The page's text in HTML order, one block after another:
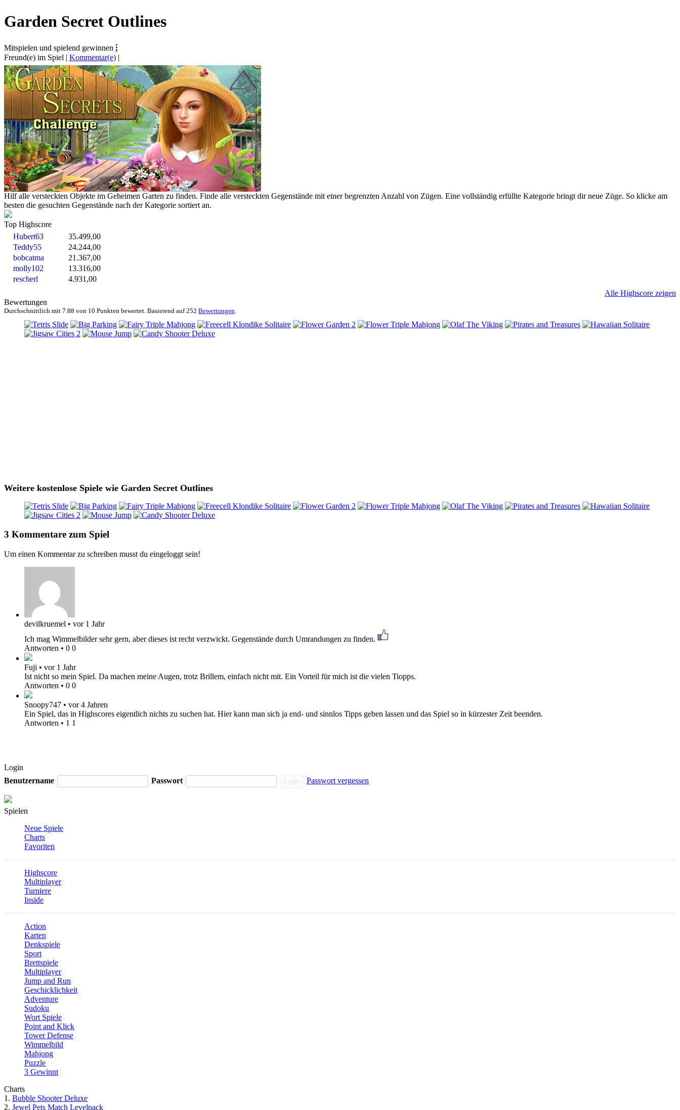
Garden Secret Outlines
Mitspielen und spielend gewinnen ⁝
Freund(e) im Spiel | Kommentar(e) |
Hilf alle versteckten Objekte im Geheimen Garten zu finden. Finde alle versteckten Gegenstände mit einer begrenzten Anzahl von Zügen. Eine vollständig erfüllte Kategorie bringt dir neue Züge. So klicke am
besten die gesuchten Gegenstände nach der Kategorie sortiert an.
Top Highscore
Hubert63
35.499,00
Teddy55
24.244,00
bobcatma
21.367,00
molly102
13.316,00
rescherl
4.931,00
Alle Highscore zeigen
Bewertungen
Durchschnittlich mit 7.88 von 10 Punkten bewertet. Basierend auf252 Bewertungen
Weitere kostenlose Spiele wie Garden Secret Outlines
3 Kommentare zum Spiel
Um einen Kommentar zu schreiben musst du eingeloggt sein!
devilkruemel • vor 1 Jahr
Ich mag Wimmelbilder sehr gern, aber dieses ist recht verzwickt. Gegenstände durch Umrandungen zu finden.
Antworten • 0 0
Fuji • vor 1 Jahr
Ist nicht so mein Spiel. Da machen meine Augen, trotz Brillem, einfach nicht mit. Ein Vorteil für mich ist die vielen Tiopps.
Antworten • 0 0
Snoopy747 • vor 4 Jahren
Ein Spiel, das in Highscores eigentlich nichts zu suchen hat. Hier kann man sich ja end- und sinnlos Tipps geben lassen und das Spiel so in kürzester Zeit beenden.
Antworten • 1 1
Login
Benutzername
Passwort Passwort vergessen
Spielen
Neue Spiele
Charts
Favoriten
Highscore
Multiplayer
Turniere
Inside
Action
Karten
Denkspiele
Sport
Brettspiele
Multiplayer
Jump and Run
Geschicklichkeit
Adventure
Sudoku
Wort Spiele
Point and Klick
Tower Defense
Wimmelbild
Mahjong
Puzzle
3 Gewinnt
Charts
1. Bubble Shooter Deluxe
2. Jewel Pets Match Levelpack